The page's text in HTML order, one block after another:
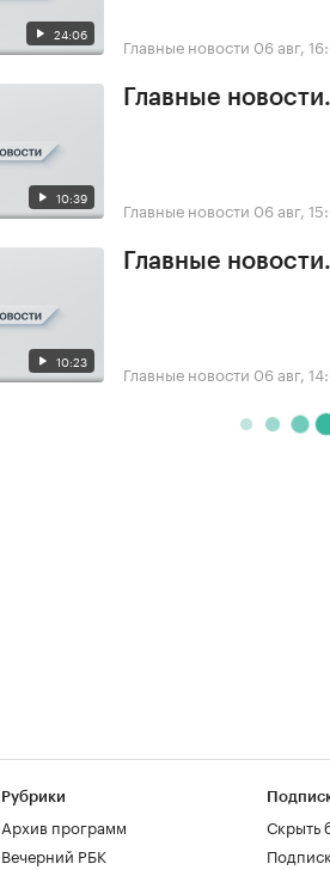
24:06 Главные новости 06 авг,
10:39
Главные
Главные новости 06 авг,
10:23
Главные
Главные новости 06 авг,
Рубрики
Архив программ
Вечерний РБК
Скрыть